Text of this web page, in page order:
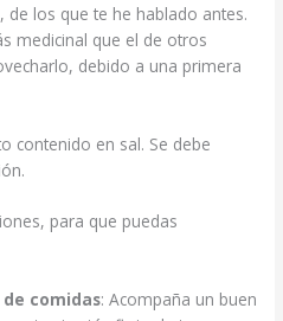
los que te he hablado antes.
medicinal que el de otros
debido a una primera
contenido en sal. Se debe
para que puedas
comidas: Acompaña un buen